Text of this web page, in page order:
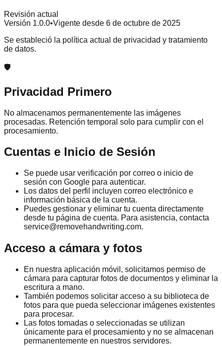
Revisión actual
Versión 1.0.0•Vigente desde 6 de octubre de 2025
Se estableció la política actual de privacidad y tratamiento
de datos.
🛡️
Privacidad Primero
No almacenamos permanentemente las imágenes
procesadas. Retención temporal solo para cumplir con el
procesamiento.
Cuentas e Inicio de Sesión
Se puede usar verificación por correo o inicio de
sesión con Google para autenticar.
Los datos del perfil incluyen correo electrónico e
información básica de la cuenta.
Puedes gestionar y eliminar tu cuenta directamente
desde tu página de cuenta. Para asistencia, contacta
service@removehandwriting.com.
Acceso a cámara y fotos
En nuestra aplicación móvil, solicitamos permiso de
cámara para capturar fotos de documentos y eliminar la
escritura a mano.
También podemos solicitar acceso a su biblioteca de
fotos para que pueda seleccionar imágenes existentes
para procesar.
Las fotos tomadas o seleccionadas se utilizan
únicamente para el procesamiento y no se almacenan
permanentemente en nuestros servidores.